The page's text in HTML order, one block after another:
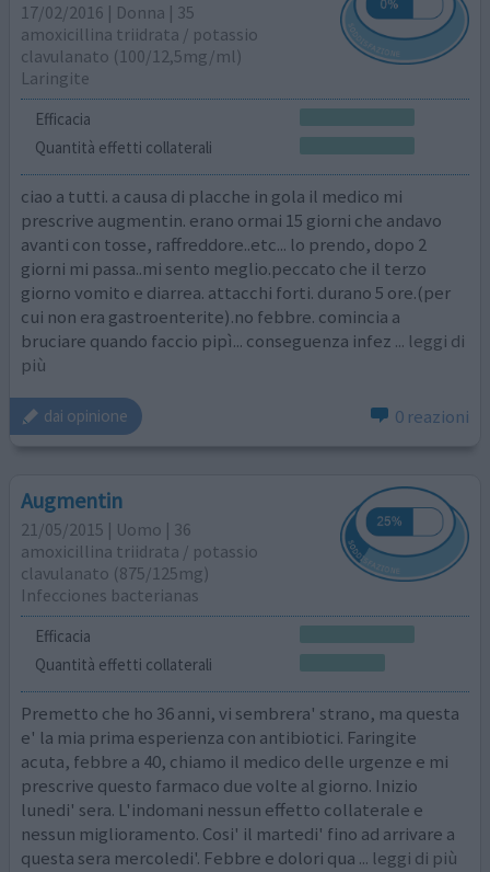
17/02/2016 | Donna | 35
amoxicillina triidrata / potassio
clavulanato (100/12,5mg/ml)
Laringite
Efficacia
Quantità effetti collaterali
ciao a tutti. a causa di placche in gola il medico mi
prescrive augmentin. erano ormai 15 giorni che andavo
avanti con tosse, raffreddore..etc... lo prendo, dopo 2
giorni mi passa..mi sento meglio.peccato che il terzo
giorno vomito e diarrea. attacchi forti. durano 5 ore.(per
cui non era gastroenterite).no febbre. comincia a
bruciare quando faccio pipì... conseguenza infez ... leggi di
più
dai opinione 0 reazioni
Augmentin
21/05/2015 | Uomo | 36
amoxicillina triidrata / potassio
clavulanato (875/125mg)
Infecciones bacterianas
Efficacia
Quantità effetti collaterali
Premetto che ho 36 anni, vi sembrera' strano, ma questa
e' la mia prima esperienza con antibiotici. Faringite
acuta, febbre a 40, chiamo il medico delle urgenze e mi
prescrive questo farmaco due volte al giorno. Inizio
lunedi' sera. L'indomani nessun effetto collaterale e
nessun miglioramento. Cosi' il martedi' fino ad arrivare a
questa sera mercoledi'. Febbre e dolori qua ... leggi di più